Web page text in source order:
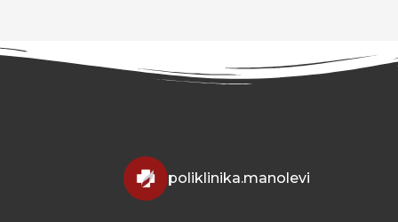
poliklinika.manolevi